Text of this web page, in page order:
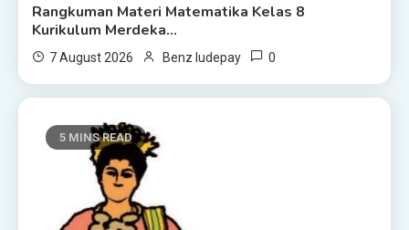
Rangkuman Materi Matematika Kelas 8
Kurikulum Merdeka…
7 August 2026 Benz ludepay 0
5 MINS READ